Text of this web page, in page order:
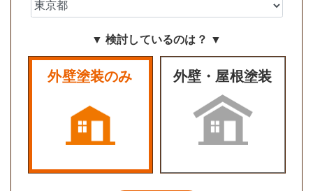
▼ 検討しているのは？ ▼
外壁塗装のみ 外壁・屋根塗装